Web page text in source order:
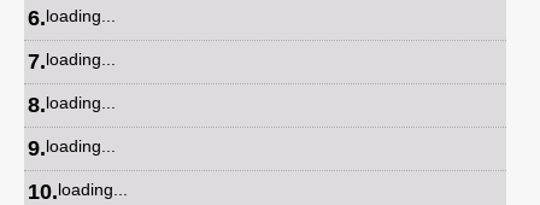
6.loading...
7.loading...
8.loading...
9.loading...
10.loading...